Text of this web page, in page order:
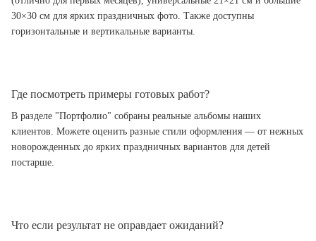
30×30 см для ярких праздничных фото. Также доступны
горизонтальные и вертикальные варианты.
Где посмотреть примеры готовых работ?
В разделе "Портфолио" собраны реальные альбомы наших
клиентов. Можете оценить разные стили оформления — от нежных
новорожденных до ярких праздничных вариантов для детей
постарше.
Что если результат не оправдает ожиданий?